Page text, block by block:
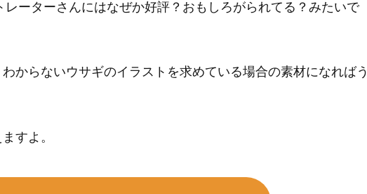
ーターさんにはなぜか好評？おもしろがられてる？みたいで
からないウサギのイラストを求めている場合の素材になればう
すよ。